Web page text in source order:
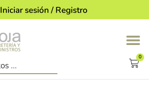
Iniciar sesión / Registro
0